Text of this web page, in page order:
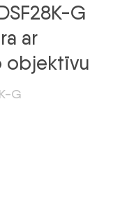
G
ar
objektīvu
G